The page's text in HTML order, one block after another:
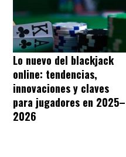
Lo nuevo del blackjack
online: tendencias,
innovaciones y claves
para jugadores en 2025–
2026